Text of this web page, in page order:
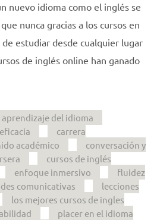
nuevo idioma como el inglés se
nunca gracias a los cursos en
estudiar desde cualquier lugar
de inglés online han ganado
aprendizaje del idioma
carrera
académico
conversación y
cursos de inglés
enfoque inmersivo
fluidez
comunicativas
lecciones
los mejores cursos de ingles
placer en el idioma